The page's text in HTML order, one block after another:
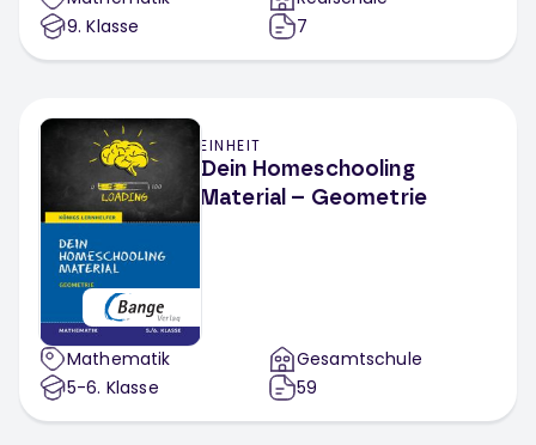
9. Klasse
7
EINHEIT
Dein Homeschooling
Material – Geometrie
Mathematik
5-6. Klasse
Gesamtschule
59